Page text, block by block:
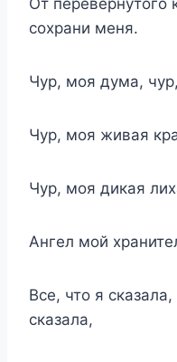
сохрани меня.
Чур, моя дума,
Чур, моя живая
Чур, моя дикая
Ангел мой
Все, что я
сказала,